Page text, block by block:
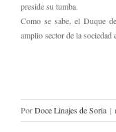
preside su tumba.
Como se sabe, el Duque
amplio sector de la sociedad
PorDoce Linajes de Soria |